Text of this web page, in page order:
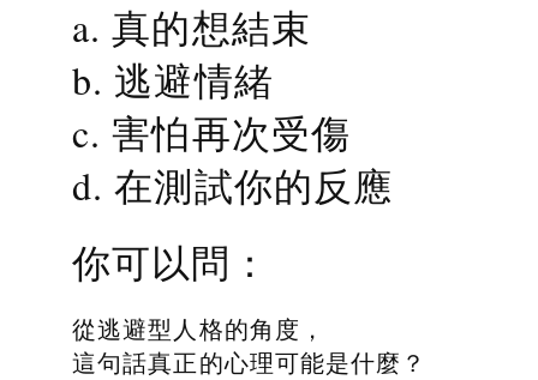
a. 真的想結束
b. 逃避情緒
c. 害怕再次受傷
d. 在測試你的反應
你可以問：
從逃避型人格的角度，
這句話真正的心理可能是什麼？